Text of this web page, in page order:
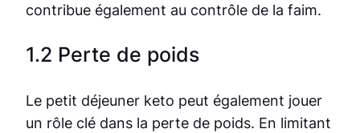
contribue également au contrôle de la faim.
1.2 Perte de poids
Le petit déjeuner keto peut également jouer
un rôle clé dans la perte de poids. En limitant